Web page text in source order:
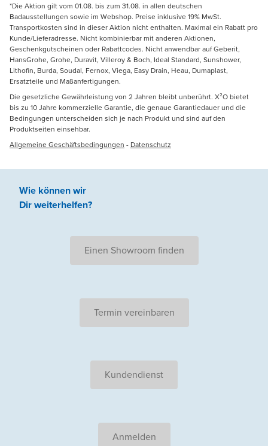
*Die Aktion gilt vom 01.08. bis zum 31.08. in allen deutschen
Badausstellungen sowie im Webshop. Preise inklusive 19% MwSt.
Transportkosten sind in dieser Aktion nicht enthalten. Maximal ein Rabatt pro
Kunde/Lieferadresse. Nicht kombinierbar mit anderen Aktionen,
Geschenkgutscheinen oder Rabattcodes. Nicht anwendbar auf Geberit,
HansGrohe, Grohe, Duravit, Villeroy & Boch, Ideal Standard, Sunshower,
Lithofin, Burda, Soudal, Fernox, Viega, Easy Drain, Heau, Dumaplast,
Ersatzteile und Maßanfertigungen.
Die gesetzliche Gewährleistung von 2 Jahren bleibt unberührt. X²O bietet
bis zu 10 Jahre kommerzielle Garantie, die genaue Garantiedauer und die
Bedingungen unterscheiden sich je nach Produkt und sind auf den
Produktseiten einsehbar.
Allgemeine Geschäftsbedingungen - Datenschutz
Wie können wir
Dir weiterhelfen?
Einen Showroom finden
Termin vereinbaren
Kundendienst
Anmelden